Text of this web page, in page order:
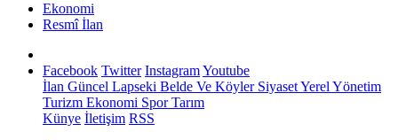
Ekonomi
Resmî İlan
Facebook Twitter InstagramYoutube
İlan Güncel Lapseki Belde Ve KöylerSiyasetYerel Yönetim
Turizm Ekonomi SporTarım
Künye İletişim RSS